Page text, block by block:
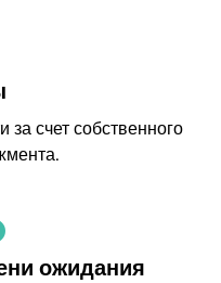
счет собственного
ожидания